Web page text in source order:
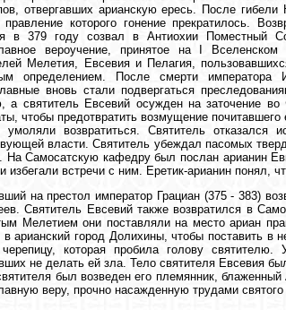
отвергавших арианскую ересь. После
которого гонение прекратилось.
в 379 году созвал в Антиохии Поместный
вероучение, принятое на I
Мелетия, Евсевия и Пелагия,
определением. После смерти
вновь стали подвергаться
а святитель Евсевий осужден на заточение
чтобы предотвратить возмущение
умоляли возвратиться. Святитель отказался
власти. Святитель убеждал пасомых
На Самосатскую кафедру был послан арианин
избегали встречи с ним. Еретик-арианин понял,
на престол император Грациан (375 - 383)
Святитель Евсевий также возвратился в
Мелетием они поставляли на место ариан
арианский город Долихины, чтобы поставить в
которая пробила голову
не делать ей зла. Тело святителя Евсевия
был возведен его племянник,
веру, прочно насажденную трудами